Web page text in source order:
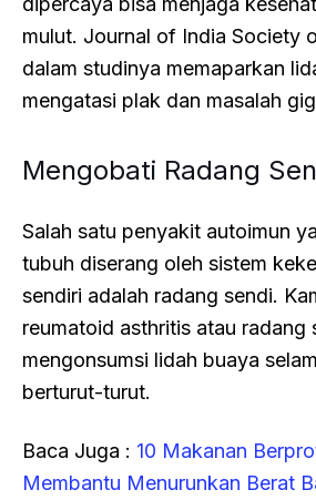
mulut. Journal of India Society
dalam studinya memaparkan
mengatasi plak dan masalah
Mengobati Radang
Salah satu penyakit autoimun
tubuh diserang oleh sistem
sendiri adalah radang sendi.
reumatoid asthritis atau radang
mengonsumsi lidah buaya
berturut-turut.
Baca Juga : 10 Makanan
Membantu Menurunkan Berat